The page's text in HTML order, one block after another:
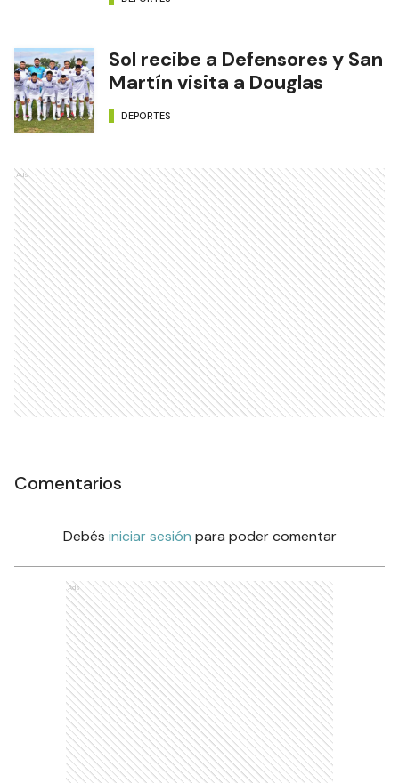
Sol recibe a Defensores y San
Martín visita a Douglas
DEPORTES
Ads
Comentarios
Debés iniciar sesión para poder comentar
Ads